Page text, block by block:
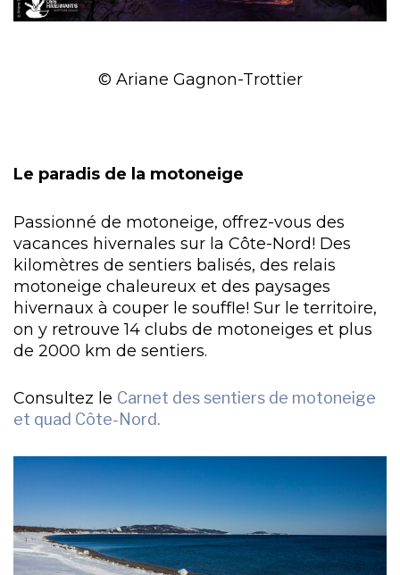
© Ariane Gagnon-Trottier
Le paradis de la motoneige
Passionné de motoneige, offrez-vous des
vacances hivernales sur la Côte-Nord! Des
kilomètres de sentiers balisés, des relais
motoneige chaleureux et des paysages
hivernaux à couper le souffle! Sur le territoire,
on y retrouve 14 clubs de motoneiges et plus
de 2000 km de sentiers.
Consultez le Carnet des sentiers de motoneige
et quad Côte-Nord.